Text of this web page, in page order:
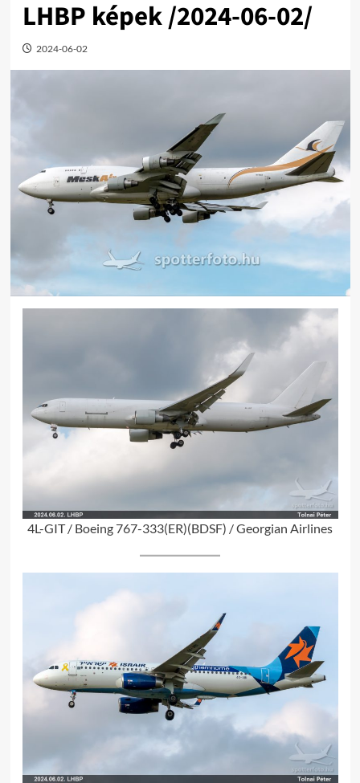
LHBP képek /2024-06-02/
2024-06-02
4L-GIT / Boeing 767-333(ER)(BDSF) / Georgian Airlines